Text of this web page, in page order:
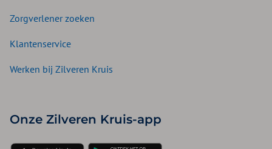
Zorgverlener zoeken
Klantenservice
Werken bij Zilveren Kruis
Onze Zilveren Kruis-app